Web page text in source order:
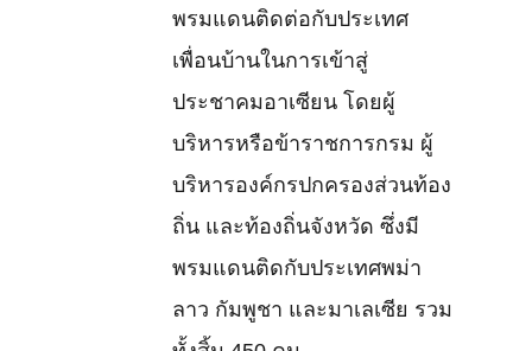
พรมแดนติดต่อกับประเทศ
เพื่อนบ้านในการเข้าสู่
ประชาคมอาเซียน โดยผู้
บริหารหรือข้าราชการกรม ผู้
บริหารองค์กรปกครองส่วนท้อง
ถิ่น และท้องถิ่นจังหวัด ซึ่งมี
พรมแดนติดกับประเทศพม่า
ลาว กัมพูชา และมาเลเซีย รวม